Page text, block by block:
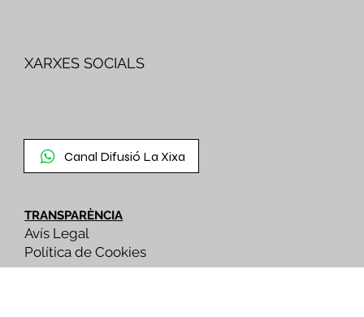
XARXES SOCIALS
Canal Difusió La Xixa
TRANSPARÈNCIA
Avís Legal
Política de Cookies